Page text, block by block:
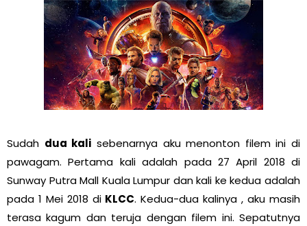
Sudah dua kali sebenarnya aku menonton filem ini di
pawagam. Pertama kali adalah pada 27 April 2018 di
Sunway Putra Mall Kuala Lumpur dan kali ke kedua adalah
pada 1 Mei 2018 di KLCC. Kedua-dua kalinya , aku masih
terasa kagum dan teruja dengan filem ini. Sepatutnya